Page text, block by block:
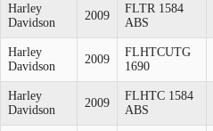
Harley
Davidson
2009
FLTR 1584
ABS
Harley
Davidson
2009
FLHTCUTG
1690
Harley
Davidson
2009
FLHTC 1584
ABS